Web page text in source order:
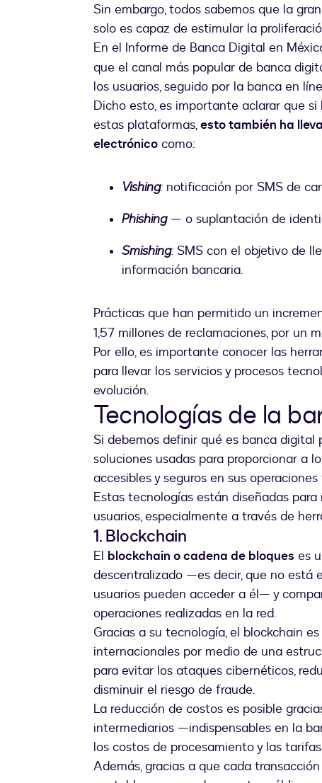
Sin embargo, todos sabemos que la
solo es capaz de estimular la
En el Informe de Banca Digital en
que el canal más popular de banca
los usuarios, seguido por la banca en
Dicho esto, es importante aclarar que
estas plataformas,esto también ha
electrónico como:
Vishing: notificación por SMS de
Phishing— o suplantación de
Smishing: SMS con el objetivo de
información bancaria.
Prácticas que han permitido un
1,57 millones de reclamaciones, por un
Por ello, es importante conocer las
para llevar los servicios y procesos
evolución.
Tecnologías de la
Si debemos definir qué es banca
soluciones usadas para proporcionar a
accesibles y seguros en sus
Estas tecnologías están diseñadas
usuarios, especialmente a través de
1. Blockchain
El blockchain o cadena de bloques es
descentralizado —es decir, que no está
usuarios pueden acceder a él— y
operaciones realizadas en la red.
Gracias a su tecnología, el blockchain
internacionales por medio de una
para evitar los ataques cibernéticos,
disminuir el riesgo de fraude.
La reducción de costos es posible
intermediarios —indispensables en la
los costos de procesamiento y las
Además, gracias a que cada